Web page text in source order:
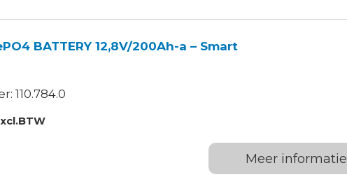
BATTERY 12,8V/200Ah-a – Smart
110.784.0
Meer informatie